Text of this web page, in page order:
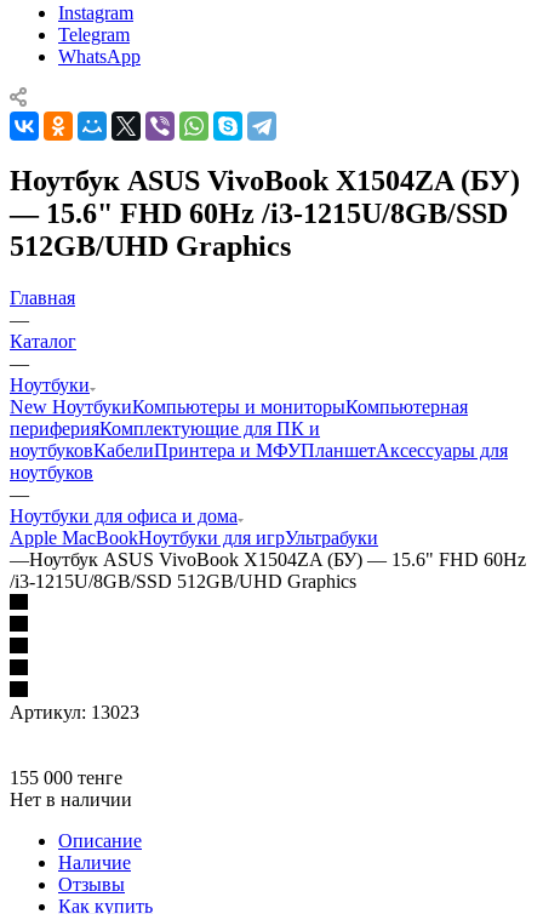
Instagram
Telegram
WhatsApp
Ноутбук ASUS VivoBook X1504ZA (БУ)
— 15.6" FHD 60Hz /i3-1215U/8GB/SSD
512GB/UHD Graphics
Главная
—
Каталог
—
Ноутбуки
New НоутбукиКомпьютеры и мониторыКомпьютерная
периферияКомплектующие для ПК и
ноутбуковКабелиПринтера и МФУПланшетАксессуары для
ноутбуков
—
Ноутбуки для офиса и дома
Apple MacBookНоутбуки для игрУльтрабуки
—Ноутбук ASUS VivoBook X1504ZA (БУ) — 15.6" FHD 60Hz
/i3-1215U/8GB/SSD 512GB/UHD Graphics
Артикул: 13023
155 000 тенге
Нет в наличии
Описание
Наличие
Отзывы
Как купить